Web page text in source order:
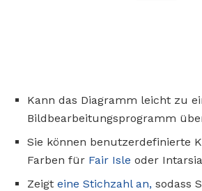
Kann das Diagramm leicht zu
Bildbearbeitungsprogramm
Sie können benutzerdefinierte
Farben für Fair Isle oder
Zeigt eine Stichzahl an, sodass